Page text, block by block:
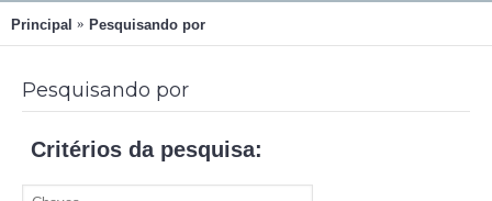
Principal Pesquisando por
Pesquisando por
Critérios da pesquisa: